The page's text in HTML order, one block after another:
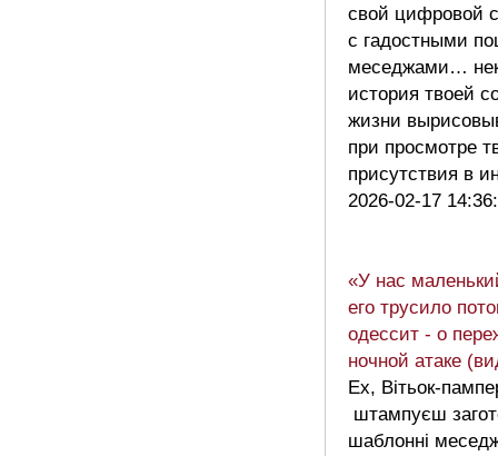
свой цифровой
с гадостными
меседжами…
история твоей
жизни
при просмотре
присутствия в
2026-02-17
«У нас
его трусило
одессит - о
ночной атаке
Ех, Вітьок-
штампуєш
шаблонні